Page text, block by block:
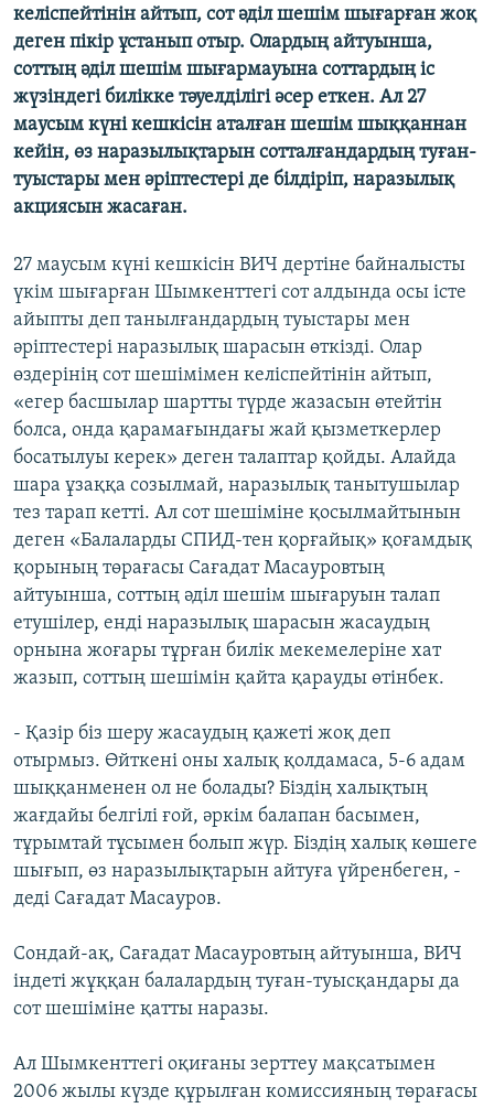
келіспейтінін айтып, сот әділ шешім шығарған жоқ
деген пікір ұстанып отыр. Олардың айтуынша,
соттың әділ шешім шығармауына соттардың іс
жүзіндегі билікке тәуелділігі әсер еткен. Ал 27
маусым күні кешкісін аталған шешім шыққаннан
кейін, өз наразылықтарын сотталғандардың туған-
туыстары мен әріптестері де білдіріп, наразылық
акциясын жасаған.
27 маусым күні кешкісін ВИЧ дертіне байналысты
үкім шығарған Шымкенттегі сот алдында осы істе
айыпты деп танылғандардың туыстары мен
әріптестері наразылық шарасын өткізді. Олар
өздерінің сот шешімімен келіспейтінін айтып,
«егер басшылар шартты түрде жазасын өтейтін
болса, онда қарамағындағы жай қызметкерлер
босатылуы керек» деген талаптар қойды. Алайда
шара ұзаққа созылмай, наразылық танытушылар
тез тарап кетті. Ал сот шешіміне қосылмайтынын
деген «Балаларды СПИД-тен қорғайық» қоғамдық
қорының төрағасы Сағадат Масауровтың
айтуынша, соттың әділ шешім шығаруын талап
етушілер, енді наразылық шарасын жасаудың
орнына жоғары тұрған билік мекемелеріне хат
жазып, соттың шешімін қайта қарауды өтінбек.
- Қазір біз шеру жасаудың қажеті жоқ деп
отырмыз. Өйткені оны халық қолдамаса, 5-6 адам
шыққанменен ол не болады? Біздің халықтың
жағдайы белгілі ғой, әркім балапан басымен,
тұрымтай тұсымен болып жүр. Біздің халық көшеге
шығып, өз наразылықтарын айтуға үйренбеген, -
деді Сағадат Масауров.
Сондай-ақ, Сағадат Масауровтың айтуынша, ВИЧ
індеті жұққан балалардың туған-туысқандары да
сот шешіміне қатты наразы.
Ал Шымкенттегі оқиғаны зерттеу мақсатымен
2006 жылы күзде құрылған комиссияның төрағасы